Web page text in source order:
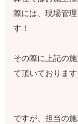
際には、現場管
す！
その際に上記の
て頂いております
ですが、担当の